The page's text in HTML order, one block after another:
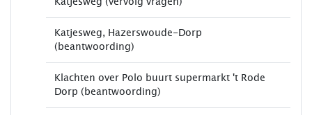
Katjesweg, Hazerswoude-Dorp
(beantwoording)
Klachten over Polo buurt supermarkt 't Rode
Dorp (beantwoording)